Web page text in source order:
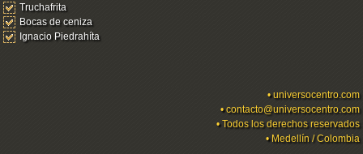
Truchafrita
Bocas de ceniza
Ignacio Piedrahíta
•universocentro.com
•contacto@universocentro.com
• Todos los derechos reservados
• Medellín / Colombia